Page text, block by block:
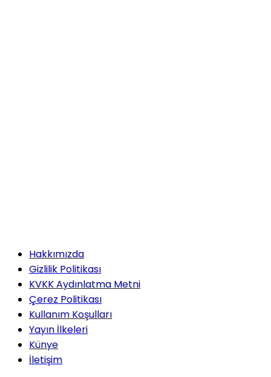
Hakkımızda
Gizlilik Politikası
KVKK Aydınlatma Metni
Çerez Politikası
Kullanım Koşulları
Yayın İlkeleri
Künye
İletişim